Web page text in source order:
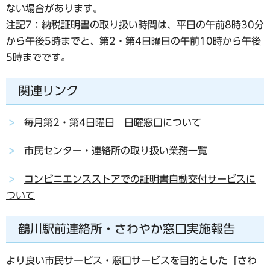
ない場合があります。
注記7：納税証明書の取り扱い時間は、 平日の午前8時30分
から午後5時までと、 第2・第4日曜日の午前10時から午後
5時までです。
関連リンク
毎月第2・第4日曜日 日曜窓口について
市民センター・連絡所の取り扱い業務一覧
コンビニエンスストアでの証明書自動交付サービスに
ついて
鶴川駅前連絡所・さわやか窓口実施報告
より良い市民サービス・窓口サービスを目的とした「さわ